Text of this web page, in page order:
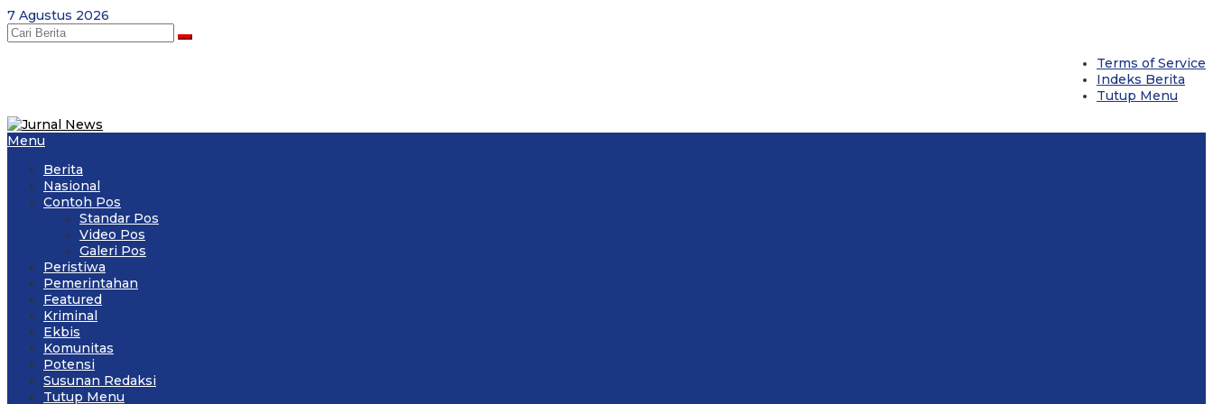
Skip
to
content
7 Agustus 2026
Terms of Service
Indeks Berita
Tutup Menu
Menu
Berita
Nasional
Contoh Pos
Standar Pos
Video Pos
Galeri Pos
Peristiwa
Pemerintahan
Featured
Kriminal
Ekbis
Komunitas
Potensi
Susunan Redaksi
Tutup Menu